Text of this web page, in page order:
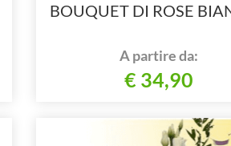
BOUQUET DI ROSE
A partire da:
€ 34,90